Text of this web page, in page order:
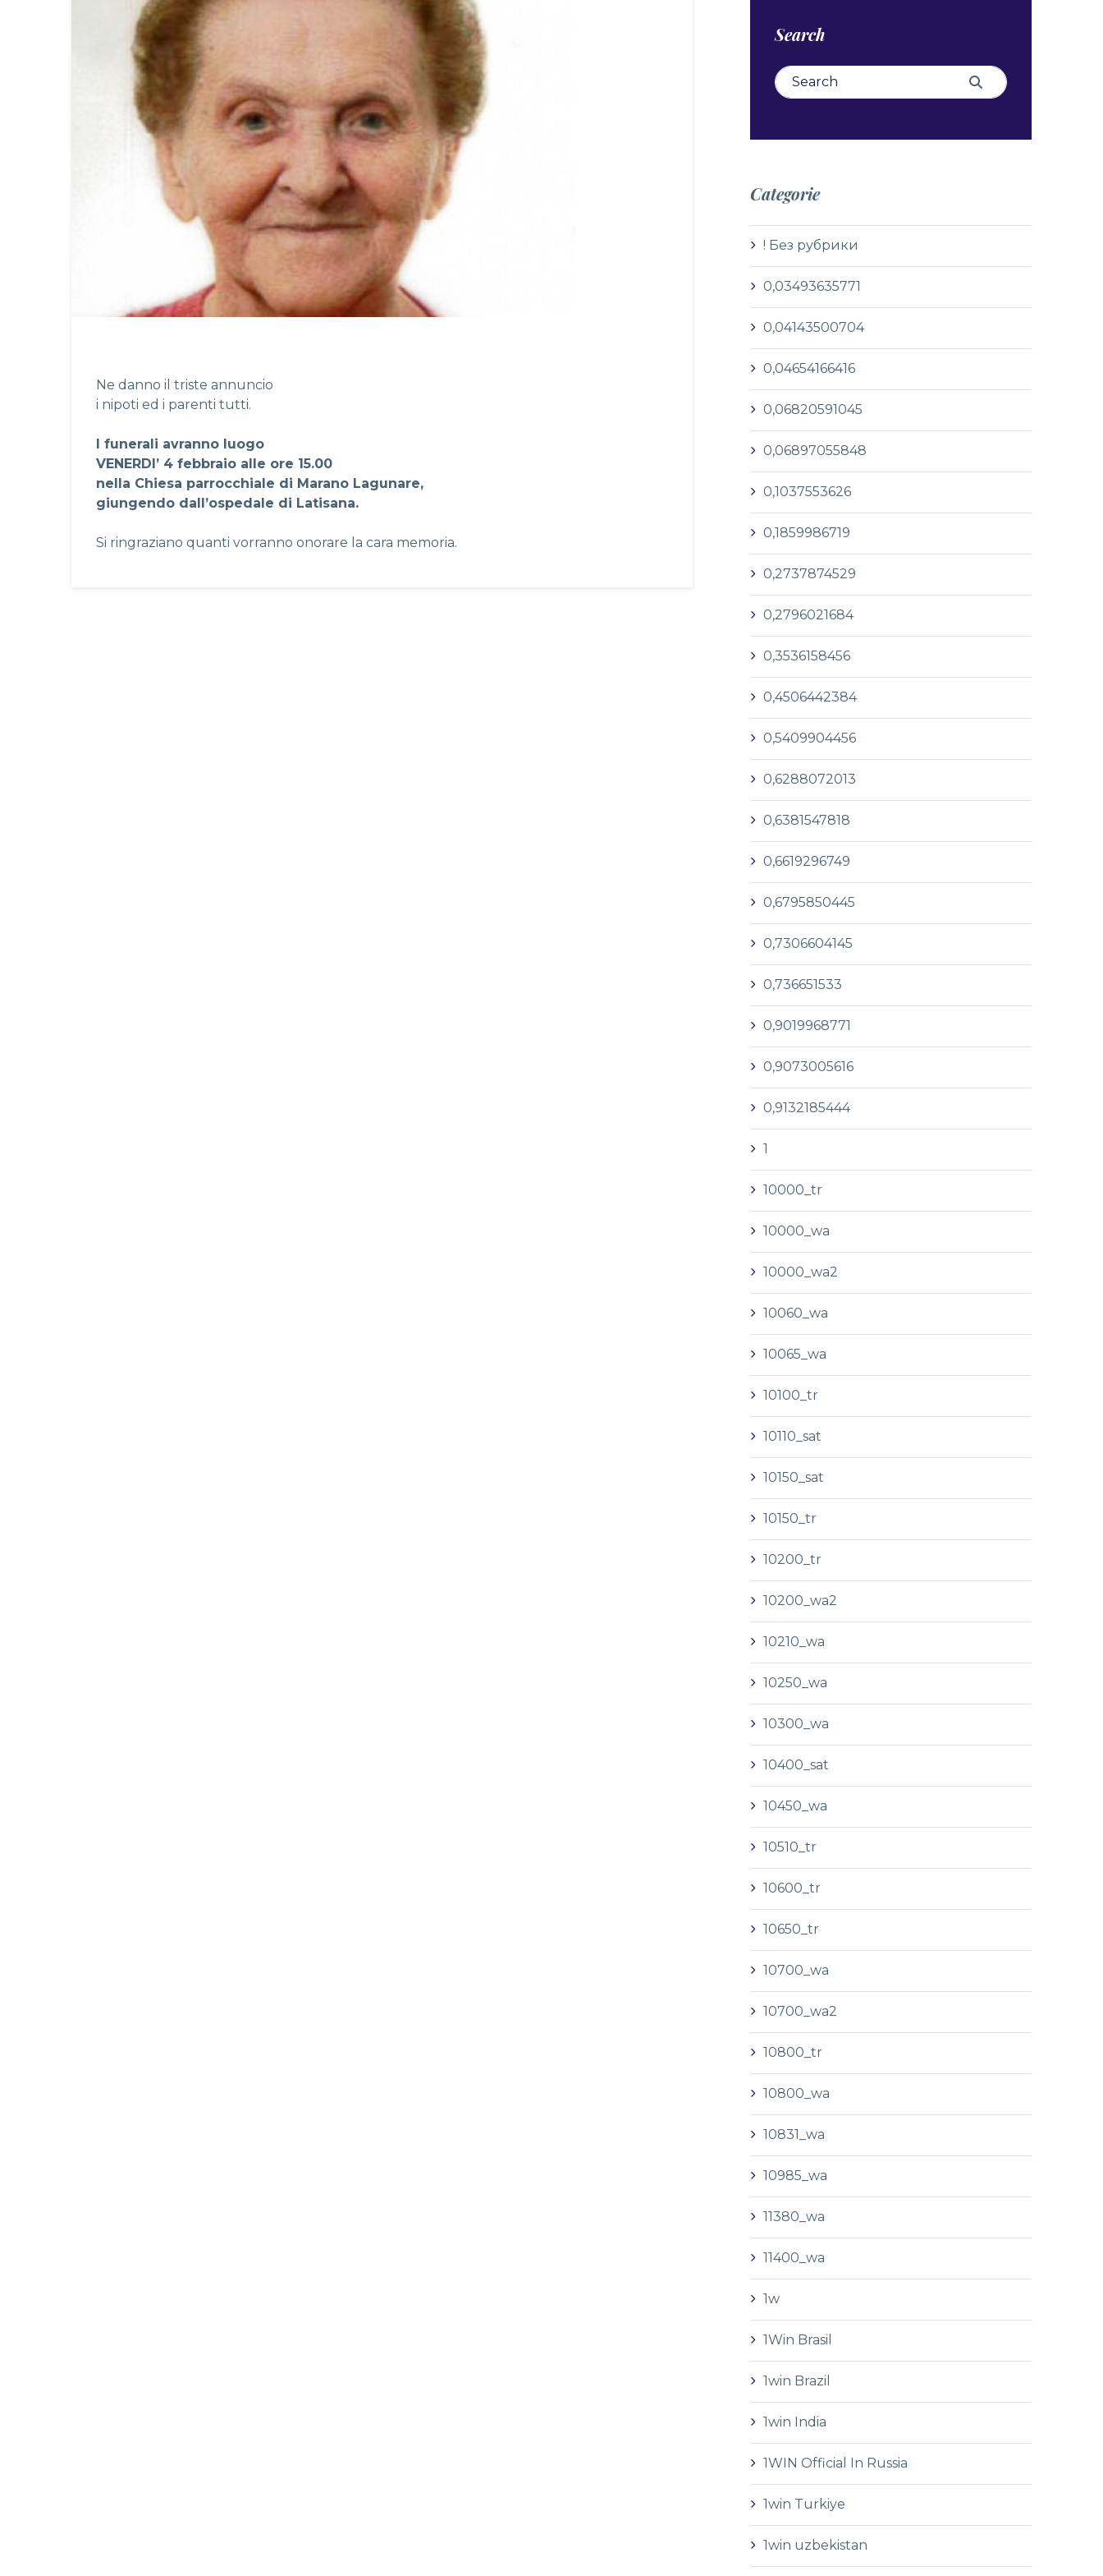
Ne danno il triste annuncio
i nipoti ed i parenti tutti.
I funerali avranno luogo
VENERDI’ 4 febbraio alle ore 15.00
nella Chiesa parrocchiale di Marano Lagunare,
giungendo dall’ospedale di Latisana.
Si ringraziano quanti vorranno onorare la cara memoria.
Search
Search for: Search
Categorie
! Без рубрики
0,03493635771
0,04143500704
0,04654166416
0,06820591045
0,06897055848
0,1037553626
0,1859986719
0,2737874529
0,2796021684
0,3536158456
0,4506442384
0,5409904456
0,6288072013
0,6381547818
0,6619296749
0,6795850445
0,7306604145
0,736651533
0,9019968771
0,9073005616
0,9132185444
1
10000_tr
10000_wa
10000_wa2
10060_wa
10065_wa
10100_tr
10110_sat
10150_sat
10150_tr
10200_tr
10200_wa2
10210_wa
10250_wa
10300_wa
10400_sat
10450_wa
10510_tr
10600_tr
10650_tr
10700_wa
10700_wa2
10800_tr
10800_wa
10831_wa
10985_wa
11380_wa
11400_wa
1w
1Win Brasil
1win Brazil
1win India
1WIN Official In Russia
1win Turkiye
1win uzbekistan